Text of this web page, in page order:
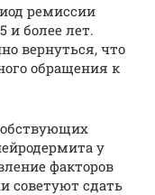
ремиссии
и более лет.
вернуться, что
обращения к
у
факторов
советуют сдать